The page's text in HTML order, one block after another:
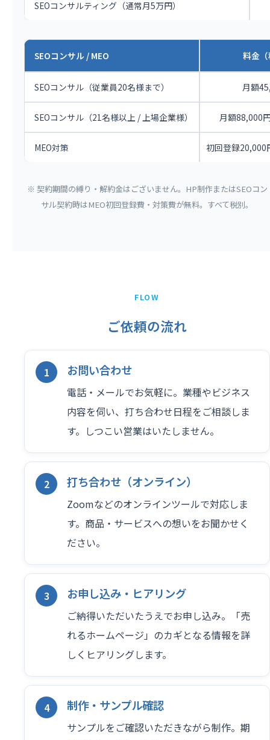
SEOコンサルティング（通常月5万円）
SEOコンサル / MEO 料金
SEOコンサル（従業員20名様まで） 月額
SEOコンサル（21名様以上 / 上場企業様） 月額88,000
MEO対策 初回登録20,000
※ 契約期間の縛り・解約金はございません。HP制作またはSEOコン
サル契約時はMEO初回登録費・対策費が無料。すべて税別。
FLOW
ご依頼の流れ
お問い合わせ
電話・メールでお気軽に。業種やビジネス
内容を伺い、打ち合わせ日程をご相談しま
す。しつこい営業はいたしません。
打ち合わせ（オンライン）
Zoomなどのオンラインツールで対応しま
す。商品・サービスへの想いをお聞かせく
ださい。
お申し込み・ヒアリング
ご納得いただいたうえでお申し込み。「売
れるホームページ」のカギとなる情報を詳
しくヒアリングします。
制作・サンプル確認
サンプルをご確認いただきながら制作。期